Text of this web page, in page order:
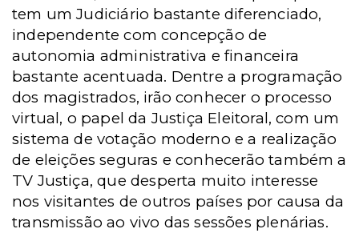
tem um Judiciário bastante diferenciado,
independente com concepção de
autonomia administrativa e financeira
bastante acentuada. Dentre a programação
dos magistrados, irão conhecer o processo
virtual, o papel da Justiça Eleitoral, com um
sistema de votação moderno e a realização
de eleições seguras e conhecerão também a
TV Justiça, que desperta muito interesse
nos visitantes de outros países por causa da
transmissão ao vivo das sessões plenárias.